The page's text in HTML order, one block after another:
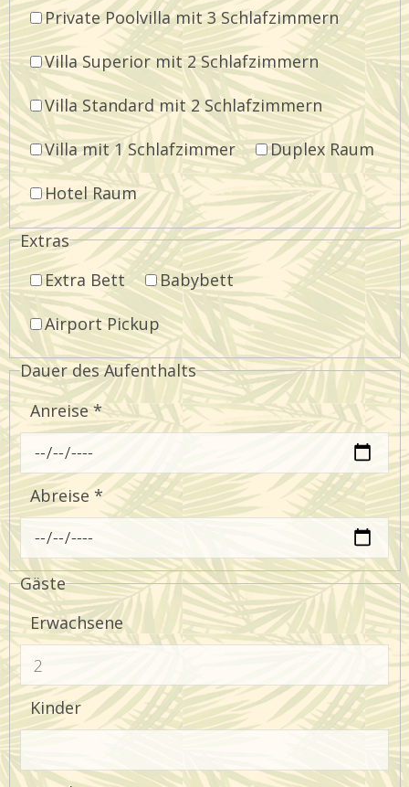
Private Poolvilla mit 3 Schlafzimmern
Villa Superior mit 2 Schlafzimmern
Villa Standard mit 2 Schlafzimmern
Villa mit 1 Schlafzimmer
Duplex Raum
Hotel Raum
Extras
Extra Bett
Babybett
Airport Pickup
Dauer des Aufenthalts
Anreise*
Abreise*
Gäste
Erwachsene
Kinder